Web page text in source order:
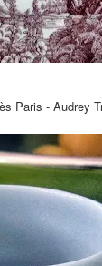
Paris - Audrey